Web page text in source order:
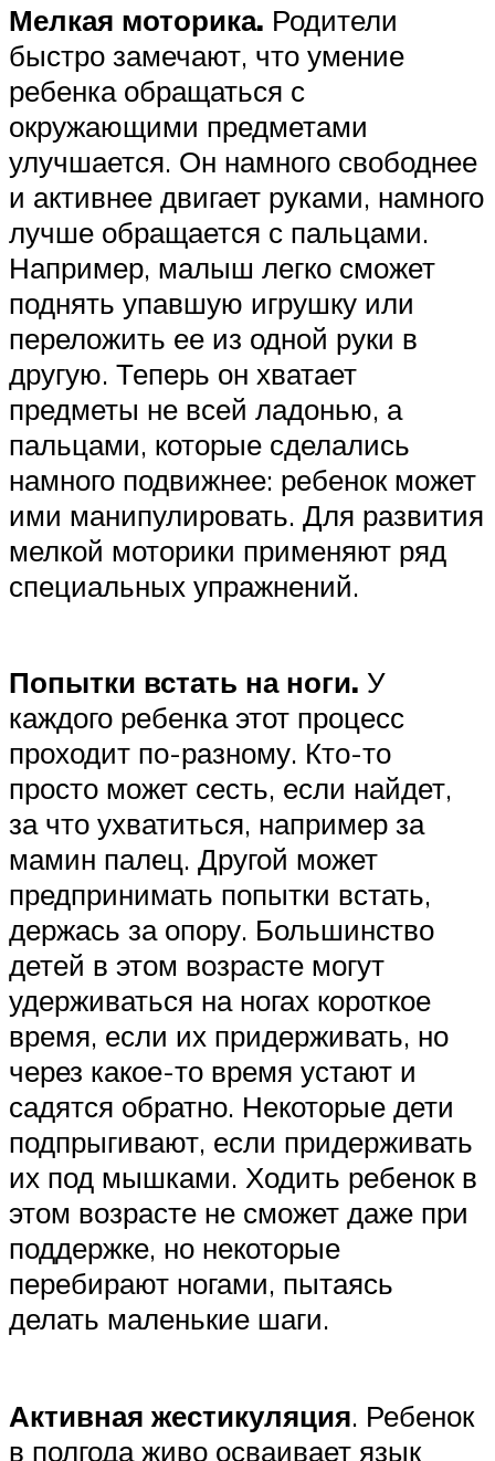
Мелкая моторика. Родители
быстро замечают, что умение
ребенка обращаться с
окружающими предметами
улучшается. Он намного свободнее
и активнее двигает руками, намного
лучше обращается с пальцами.
Например, малыш легко сможет
поднять упавшую игрушку или
переложить ее из одной руки в
другую. Теперь он хватает
предметы не всей ладонью, а
пальцами, которые сделались
намного подвижнее: ребенок может
ими манипулировать. Для развития
мелкой моторики применяют ряд
специальных упражнений.
Попытки встать на ноги. У
каждого ребенка этот процесс
проходит по-разному. Кто-то
просто может сесть, если найдет,
за что ухватиться, например за
мамин палец. Другой может
предпринимать попытки встать,
держась за опору. Большинство
детей в этом возрасте могут
удерживаться на ногах короткое
время, если их придерживать, но
через какое-то время устают и
садятся обратно. Некоторые дети
подпрыгивают, если придерживать
их под мышками. Ходить ребенок в
этом возрасте не сможет даже при
поддержке, но некоторые
перебирают ногами, пытаясь
делать маленькие шаги.
Активная жестикуляция. Ребенок
в полгода живо осваивает язык